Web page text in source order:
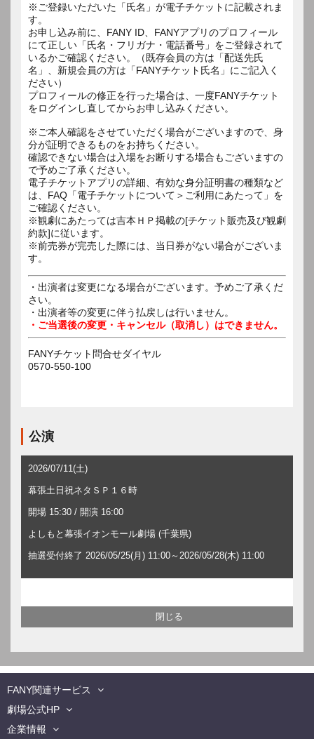
※ご登録いただいた「氏名」が電子チケットに記載されま
す。
お申し込み前に、FANY ID、FANYアプリのプロフィール
にて正しい「氏名・フリガナ・電話番号」をご登録されて
いるかご確認ください。（既存会員の方は「配送先氏
名」、新規会員の方は「FANYチケット氏名」にご記入く
ださい）
プロフィールの修正を行った場合は、一度FANYチケット
をログインし直してからお申し込みください。
※ご本人確認をさせていただく場合がございますので、身
分が証明できるものをお持ちください。
確認できない場合は入場をお断りする場合もございますの
で予めご了承ください。
電子チケットアプリの詳細、有効な身分証明書の種類など
は、FAQ「電子チケットについて＞ご利用にあたって」を
ご確認ください。
※観劇にあたっては吉本ＨＰ掲載の[チケット販売及び観劇
約款]に従います。
※前売券が完売した際には、当日券がない場合がございま
す。
・出演者は変更になる場合がございます。予めご了承くだ
さい。
・出演者等の変更に伴う払戻しは行いません。
・ご当選後の変更・キャンセル（取消し）はできません。
FANYチケット問合せダイヤル
0570-550-100
公演
2026/07/11(土)
幕張土日祝ネタＳＰ１６時
開場 15:30 / 開演 16:00
よしもと幕張イオンモール劇場 (千葉県)
抽選受付終了 2026/05/25(月) 11:00～2026/05/28(木) 11:00
FANY関連サービス
劇場公式HP
企業情報